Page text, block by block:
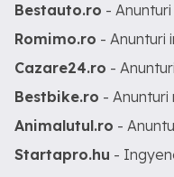
Bestauto.ro -
Romimo.ro - Anunturi
Cazare24.ro -
Bestbike.ro - Anunturi
Animalutul.ro -
Startapro.hu -